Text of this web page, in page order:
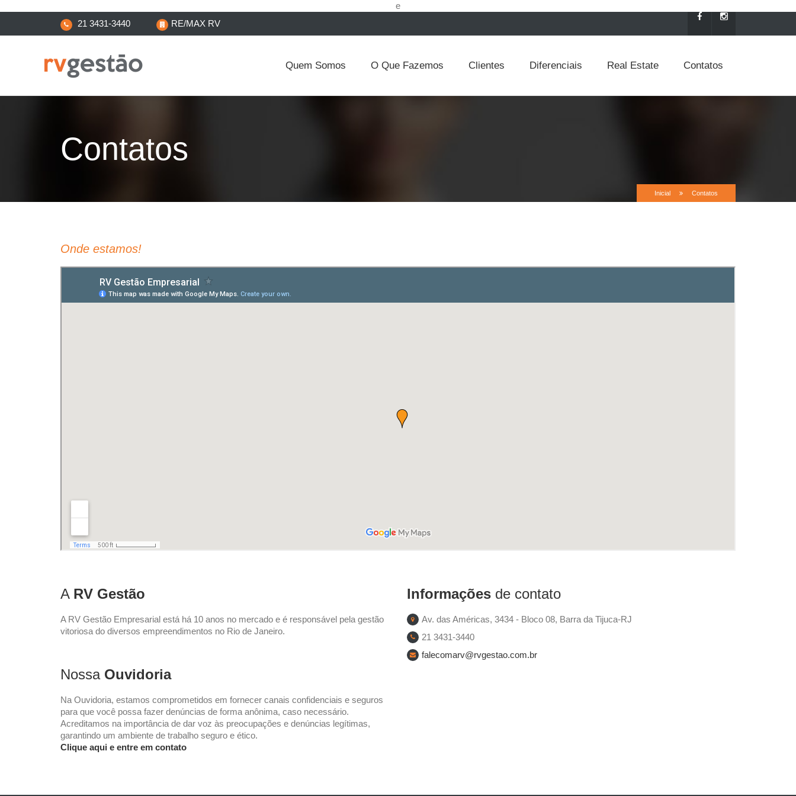
e
21 3431-3440
RE/MAX RV
Quem Somos O Que Fazemos Clientes Diferenciais Real Estate Contatos
Contatos
Inicial Contatos
Onde estamos!
A RV Gestão
A RV Gestão Empresarial está há 10 anos no mercado e é responsável pela gestão
vitoriosa do diversos empreendimentos no Rio de Janeiro.
Nossa Ouvidoria
Na Ouvidoria, estamos comprometidos em fornecer canais confidenciais e seguros
para que você possa fazer denúncias de forma anônima, caso necessário.
Acreditamos na importância de dar voz às preocupações e denúncias legítimas,
garantindo um ambiente de trabalho seguro e ético.
Clique aqui e entre em contato
Informações de contato
Av. das Américas, 3434 - Bloco 08, Barra da Tijuca-RJ
21 3431-3440
falecomarv@rvgestao.com.br